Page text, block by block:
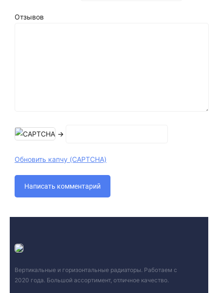
Отзывов
→
Обновить капчу (CAPTCHA)
Вертикальные и горизонтальные радиаторы. Работаем с
2020 года. Большой ассортимент, отличное качество.